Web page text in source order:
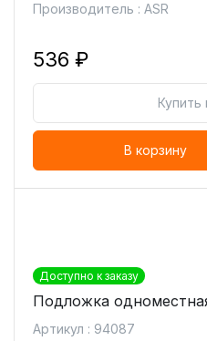
Производитель : ASR
536 ₽
Купить
В корзину
Доступно к заказу
Подложка
Артикул : 94087